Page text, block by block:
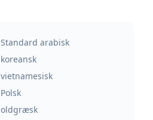
Standard arabisk
koreansk
vietnamesisk
Polsk
oldgræsk